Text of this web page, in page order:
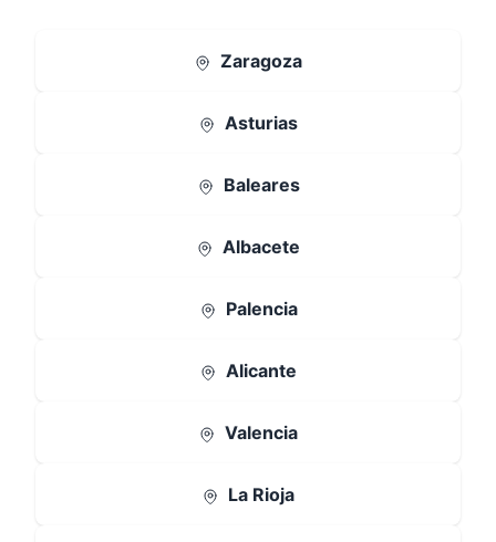
Zaragoza
Asturias
Baleares
Albacete
Palencia
Alicante
Valencia
La Rioja